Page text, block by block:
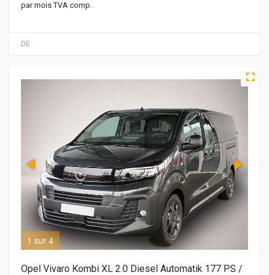
DE
par mois TVA comp.
1 sur 4
Opel Vivaro Kombi XL 2.0 Diesel Automatik 177 PS /